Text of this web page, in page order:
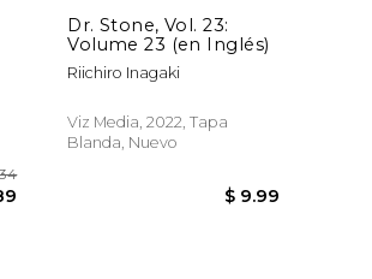
Dr. Stone, Vol. 23:
Volume 23 (en Inglés)
Riichiro Inagaki
Viz Media, 2022, Tapa
Blanda, Nuevo